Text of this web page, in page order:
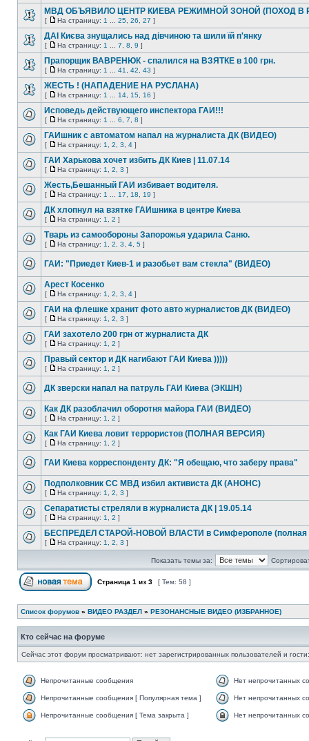
МВД ОБЪЯВИЛО ЦЕНТР КИЕВА РЕЖИМНОЙ ЗОНОЙ (ПОХОД В
[ На страницу: 1 25 26 27 ]
ДАІ Києва знущались над дівчиною та шили їй п'янку
[ На страницу: 1 7 8 9 ]
Прапорщик ВАВРЕНЮК - спалился на ВЗЯТКЕ в 100 грн.
[ На страницу: 1 41 42 43 ]
ЖЕСТЬ ! (НАПАДЕНИЕ НА РУСЛАНА)
[ На страницу: 1 14 15 16 ]
Исповедь действующего инспектора ГАИ!!!
[ На страницу: 1 6 7 8 ]
ГАИшник с автоматом напал на журналиста ДК (ВИДЕО)
[ На страницу: 1 2 3 4 ]
ГАИ Харькова хочет избить ДК Киев | 11.07.14
[ На страницу: 1 2 3 ]
Жесть,Бешанный ГАИ избивает водителя.
[ На страницу: 1 17 18 19 ]
ДК хлопнул на взятке ГАИшника в центре Киева
[ На страницу: 1 2 ]
Тварь из самообороны Запорожья ударила Саню.
[ На страницу: 1 2 3 4 5 ]
ГАИ: "Приедет Киев-1 и разобьет вам стекла" (ВИДЕО)
Арест Косенко
[ На страницу: 1 2 3 4 ]
ГАИ на флешке хранит фото авто журналистов ДК (ВИДЕО)
[ На страницу: 1 2 3 ]
ГАИ захотело 200 грн от журналиста ДК
[ На страницу: 1 2 ]
Правый сектор и ДК нагибают ГАИ Киева )))))
[ На страницу: 1 2 ]
ДК зверски напал на патруль ГАИ Киева (ЭКШН)
Как ДК разоблачил оборотня майора ГАИ (ВИДЕО)
[ На страницу: 1 2 ]
Как ГАИ Киева ловит террористов (ПОЛНАЯ ВЕРСИЯ)
[ На страницу: 1 2 ]
ГАИ Киева корреспонденту ДК: "Я обещаю, что заберу права"
Подполковник CC МВД избил активиста ДК (АНОНС)
[ На страницу: 1 2 3 ]
Сепаратисты стреляли в журналиста ДК | 19.05.14
[ На страницу: 1 2 ]
БЕСПРЕДЕЛ СТАРОЙ-НОВОЙ ВЛАСТИ в Симферополе (полная
[ На страницу: 1 2 3 ]
Показать темы за:
Страница 1 из 3 [ Тем: 58 ]
Список форумов » ВИДЕО РАЗДЕЛ » РЕЗОНАНСНЫЕ ВИДЕО (ИЗБРАННОЕ)
Кто сейчас на форуме
Сейчас этот форум просматривают: нет зарегистрированных пользователей и
Непрочитанные сообщения Нет непрочитанных
Непрочитанные сообщения [ Популярная тема ] Нет непрочитанных
Непрочитанные сообщения [ Тема закрыта ] Нет непрочитанных